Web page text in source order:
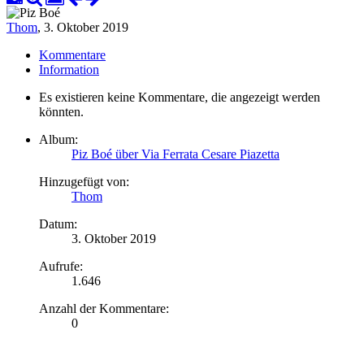
Thom, 3. Oktober 2019
Kommentare
Information
Es existieren keine Kommentare, die angezeigt werden
könnten.
Album:
Piz Boé über Via Ferrata Cesare Piazetta
Hinzugefügt von:
Thom
Datum:
3. Oktober 2019
Aufrufe:
1.646
Anzahl der Kommentare:
0